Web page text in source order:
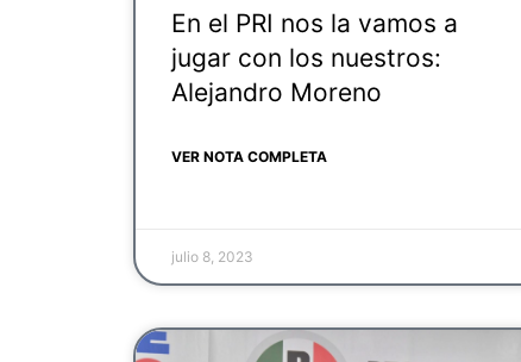
En el PRI nos la vamos a
jugar con los nuestros:
Alejandro Moreno
VER NOTA COMPLETA
julio 8, 2023